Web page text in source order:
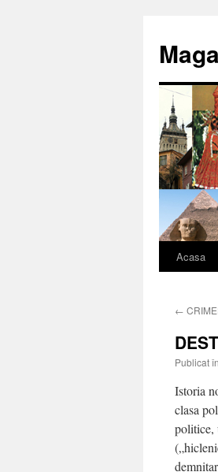
conținut
Acasa
←
Publicat în
Istoria
clasa
politice,